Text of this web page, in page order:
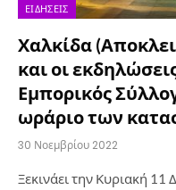
ΕΙΔΉΣΕΙΣ
Χαλκίδα
και οι
Εμπορικός
ωράριο των
30 Νοεμβρίου 2022
Ξεκινάει την Κυριακή 11